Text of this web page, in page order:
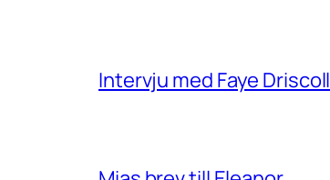
Intervju med Faye Driscoll